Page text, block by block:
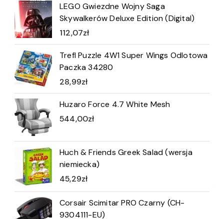
LEGO Gwiezdne Wojny Saga
Skywalkerów Deluxe Edition (Digital)
112,07zł
Trefl Puzzle 4W1 Super Wings Odlotowa
Paczka 34280
28,99zł
Huzaro Force 4.7 White Mesh
544,00zł
Huch & Friends Greek Salad (wersja
niemiecka)
45,29zł
Corsair Scimitar PRO Czarny (CH-
9304111-EU)